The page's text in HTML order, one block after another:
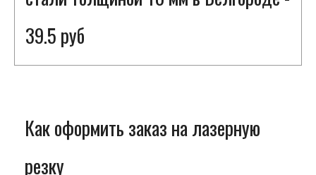
39.5 руб
Как оформить заказ на лазерную
резку